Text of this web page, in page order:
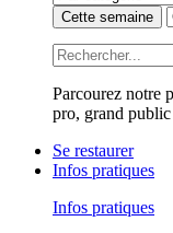
Cette semaine
Parcourez notre
pro, grand public
Se restaurer
Infos pratiques
Infos pratiques